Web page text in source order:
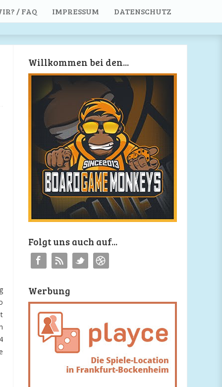
/ FAQ IMPRESSUM DATENSCHUTZ
Willkommen bei den...
Folgt uns auch auf...
Werbung